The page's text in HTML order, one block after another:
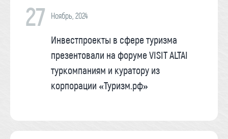
27 Ноябрь, 2024
Инвестпроекты в сфере туризма
презентовали на форуме VISIT ALTAI
туркомпаниям и куратору из
корпорации «Туризм.рф»